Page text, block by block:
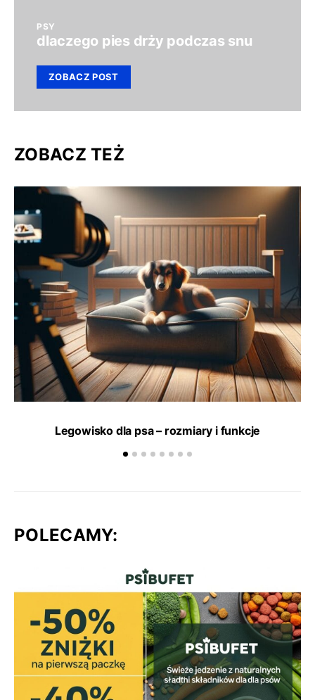
PSY
dlaczego pies drży podczas snu
ZOBACZ POST
ZOBACZ TEŻ
Legowisko dla psa – rozmiary i funkcje
POLECAMY: